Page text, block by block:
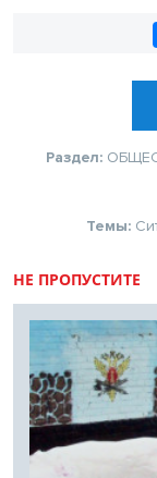
Раздел:
Темы:
НЕ ПРОПУСТИТЕ